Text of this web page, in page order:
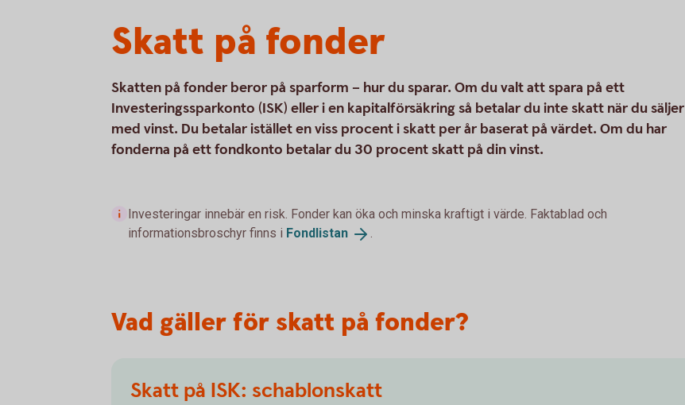
Skatt på fonder
Skatten på fonder beror på sparform – hur du sparar. Om du valt att spara på ett
Investeringssparkonto (ISK) eller i en kapitalförsäkring så betalar du inte skatt när du säljer
med vinst. Du betalar istället en viss procent i skatt per år baserat på värdet. Om du har
fonderna på ett fondkonto betalar du 30 procent skatt på din vinst.
Investeringar innebär en risk. Fonder kan öka och minska kraftigt i värde. Faktablad och
informationsbroschyr finns i Fondlistan .
Vad gäller för skatt på fonder?
Skatt på ISK: schablonskatt